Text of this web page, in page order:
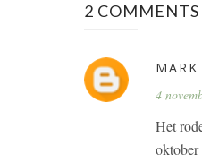
2 COMMENTS
MARK
4
Het